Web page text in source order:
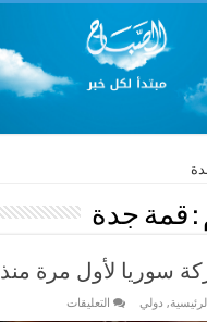
: قمة جدة
لأول مرة منذ ١٢ عاما
الرئيسية, دولي التعليقات